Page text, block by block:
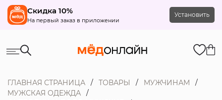
Скидка 10%
На первый заказ в приложении
Установить
ГЛАВНАЯ СТРАНИЦА ТОВАРЫ
МУЖЧИНАМ
МУЖСКАЯ ОДЕЖДА